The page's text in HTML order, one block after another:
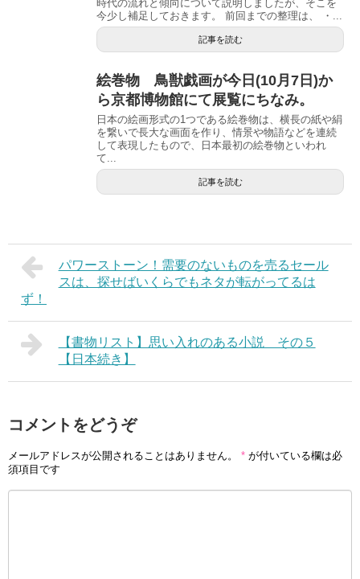
時代の流れと傾向について説明しましたが、そこを
今少し補足しておきます。 前回までの整理は、 ・...
記事を読む
絵巻物 鳥獣戯画が今日(10月7日)か
ら京都博物館にて展覧にちなみ。
日本の絵画形式の1つである絵巻物は、横長の紙や絹
を繋いで長大な画面を作り、情景や物語などを連続
して表現したもので、日本最初の絵巻物といわれ
て...
記事を読む
パワーストーン！需要のないものを売るセール
スは、探せばいくらでもネタが転がってるは
ず！
【書物リスト】思い入れのある小説 その５
【日本続き】
コメントをどうぞ
メールアドレスが公開されることはありません。 * が付いている欄は必
須項目です